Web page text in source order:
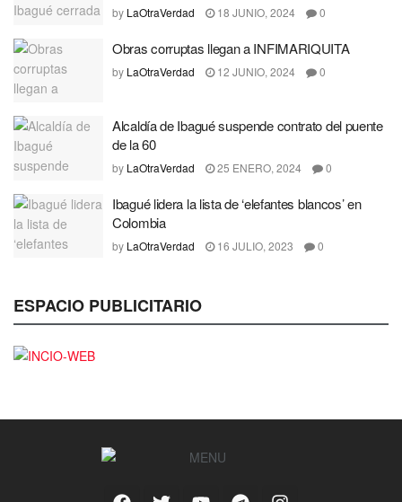
by LaOtraVerdad 18 JUNIO, 2024 0
Obras corruptas llegan a INFIMARIQUITA
by LaOtraVerdad 12 JUNIO, 2024 0
Alcaldía de Ibagué suspende contrato del puente
de la 60
by LaOtraVerdad 25 ENERO, 2024 0
Ibagué lidera la lista de ‘elefantes blancos’ en
Colombia
by LaOtraVerdad 16 JULIO, 2023 0
ESPACIO PUBLICITARIO